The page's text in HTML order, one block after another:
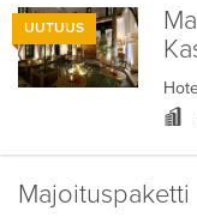
UUTUUS
Majoituspaketti